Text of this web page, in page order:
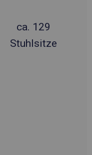
ca. 129
Stuhlsitze